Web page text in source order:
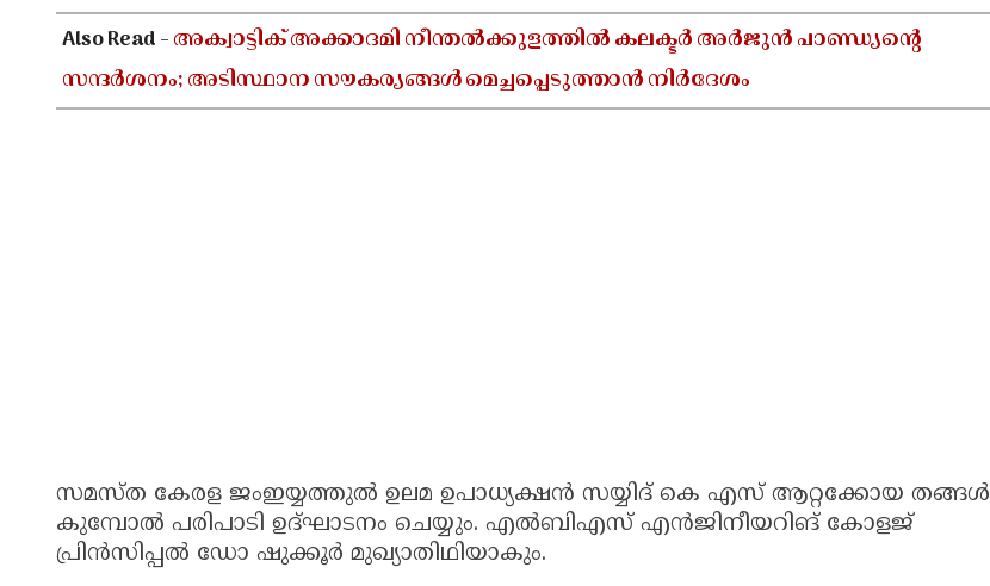
Also Read -അക്വാട്ടിക് അക്കാദമി നീന്തൽക്കുളത്തിൽ കലക്ടർ അർജുൻ പാണ്ഡ്യൻ്റെ
സന്ദർശനം; അടിസ്ഥാന സൗകര്യങ്ങൾ മെച്ചപ്പെടുത്താൻ നിർദേശം
സമസ്ത കേരള ജംഇയ്യത്തുൽ ഉലമ ഉപാധ്യക്ഷൻ സയ്യിദ് കെ എസ് ആറ്റക്കോയ തങ്ങൾ
കുമ്പോൽ പരിപാടി ഉദ്ഘാടനം ചെയ്യും. എൽബിഎസ് എൻജിനീയറിങ് കോളജ്
പ്രിൻസിപ്പൽ ഡോ ഷുക്കൂർ മുഖ്യാതിഥിയാകും.